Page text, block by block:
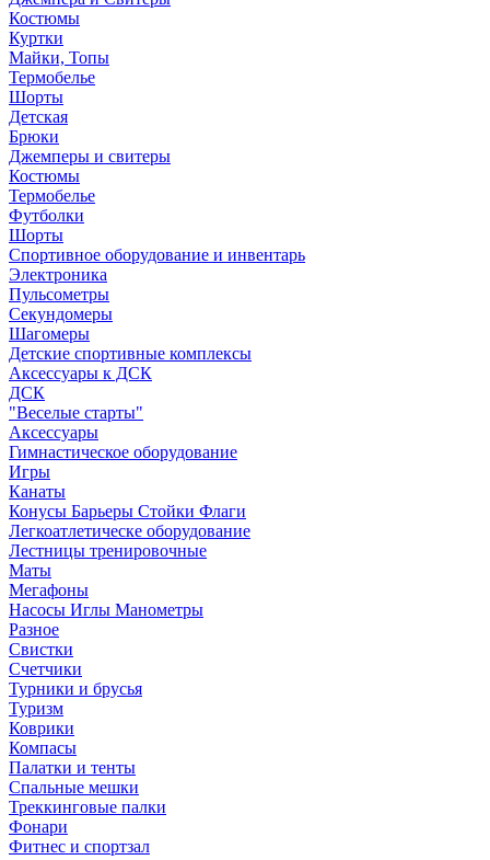
Костюмы
Куртки
Майки, Топы
Термобелье
Шорты
Детская
Брюки
Джемперы и свитеры
Костюмы
Термобелье
Футболки
Шорты
Спортивное оборудование и инвентарь
Электроника
Пульсометры
Секундомеры
Шагомеры
Детские спортивные комплексы
Аксессуары к ДСК
ДСК
"Веселые старты"
Аксессуары
Гимнастическое оборудование
Игры
Канаты
Конусы Барьеры Стойки Флаги
Легкоатлетическе оборудование
Лестницы тренировочные
Маты
Мегафоны
Насосы Иглы Манометры
Разное
Свистки
Счетчики
Турники и брусья
Туризм
Коврики
Компасы
Палатки и тенты
Спальные мешки
Треккинговые палки
Фонари
Фитнес и спортзал